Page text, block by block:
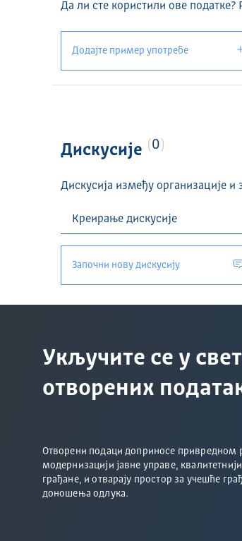
Да ли сте користили ове
Додајте пример употребе
Дискусије 0
Дискусија између организације и
Започни нову дискусију
Укључите се у свет
отворених
Отворени подаци доприносе привредном
модернизацији јавне управе,
грађане, и отварају простор за учешће
доношења одлука.